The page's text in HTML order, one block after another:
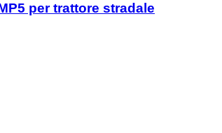
per trattore stradale